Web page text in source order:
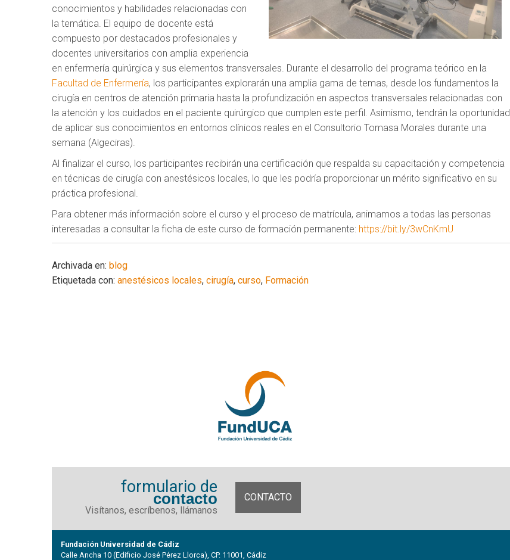
conocimientos y habilidades relacionadas con
la temática. El equipo de docente está
compuesto por destacados profesionales y
docentes universitarios con amplia experiencia
en enfermería quirúrgica y sus elementos transversales. Durante el desarrollo del programa teórico en la
Facultad de Enfermería, los participantes explorarán una amplia gama de temas, desde los fundamentos la
cirugía en centros de atención primaria hasta la profundización en aspectos transversales relacionadas con
la atención y los cuidados en el paciente quirúrgico que cumplen este perfil. Asimismo, tendrán la oportunidad
de aplicar sus conocimientos en entornos clínicos reales en el Consultorio Tomasa Morales durante una
semana (Algeciras).
Al finalizar el curso, los participantes recibirán una certificación que respalda su capacitación y competencia
en técnicas de cirugía con anestésicos locales, lo que les podría proporcionar un mérito significativo en su
práctica profesional.
Para obtener más información sobre el curso y el proceso de matrícula, animamos a todas las personas
interesadas a consultar la ficha de este curso de formación permanente: https://bit.ly/3wCnKmU
Archivada en: blog
Etiquetada con: anestésicos locales, cirugía, curso, Formación
formulario de
contacto
Visítanos, escríbenos, llámanos
CONTACTO
Fundación Universidad de Cádiz
Calle Ancha 10 (Edificio José Pérez Llorca), CP. 11001, Cádiz